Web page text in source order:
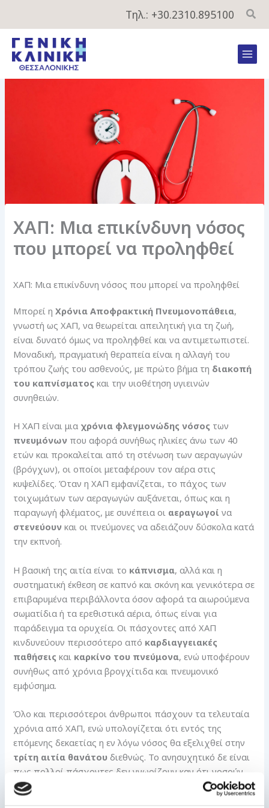
περιεχόμενο
Τηλ.: +30.2310.895100
ΧΑΠ: Μια επικίνδυνη νόσος
που μπορεί να προληφθεί
ΧΑΠ: Μια επικίνδυνη νόσος που μπορεί να προληφθεί
Μπορεί ηΧρόνια Αποφρακτική Πνευμονοπάθεια,
γνωστή ως ΧΑΠ, να θεωρείται απειλητική για τη ζωή,
είναι δυνατό όμως να προληφθεί και να αντιμετωπιστεί.
Μοναδική, πραγματική θεραπεία είναι η αλλαγή του
τρόπου ζωής του ασθενούς, με πρώτο βήμα τη διακοπή
του καπνίσματος και την υιοθέτηση υγιεινών
συνηθειών.
Η ΧΑΠ είναι μια χρόνια φλεγμονώδης νόσος των
πνευμόνων που αφορά συνήθως ηλικίες άνω των 40
ετών και προκαλείται από τη στένωση των αεραγωγών
(βρόγχων), οι οποίοι μεταφέρουν τον αέρα στις
κυψελίδες. Όταν η ΧΑΠ εμφανίζεται, το πάχος των
τοιχωμάτων των αεραγωγών αυξάνεται, όπως και η
παραγωγή φλέματος, με συνέπεια οι αεραγωγοί να
στενεύουν και οι πνεύμονες να αδειάζουν δύσκολα κατά
την εκπνοή.
Η βασική της αιτία είναι το κάπνισμα, αλλά και η
συστηματική έκθεση σε καπνό και σκόνη και γενικότερα σε
επιβαρυμένα περιβάλλοντα όσον αφορά τα αιωρούμενα
σωματίδια ή τα ερεθιστικά αέρια, όπως είναι για
παράδειγμα τα ορυχεία. Οι πάσχοντες από ΧΑΠ
κινδυνεύουν περισσότερο από καρδιαγγειακές
παθήσεις και καρκίνο του πνεύμονα, ενώ υποφέρουν
συνήθως από χρόνια βρογχίτιδα και πνευμονικό
εμφύσημα.
Όλο και περισσότεροι άνθρωποι πάσχουν τα τελευταία
χρόνια από ΧΑΠ, ενώ υπολογίζεται ότι εντός της
επόμενης δεκαετίας η εν λόγω νόσος θα εξελιχθεί στην
τρίτη αιτία θανάτου διεθνώς. Το ανησυχητικό δε είναι
πως πολλοί πάσχοντες δεν γνωρίζουν καν ότι νοσούν
από ΧΑΠ.